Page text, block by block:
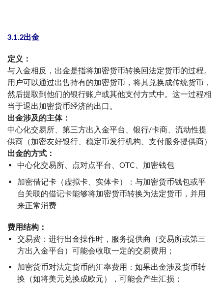
3.1.2出金
定义：
与入金相反，出金是指将加密货币转换回法定货币的过程。
用户可以通过出售持有的加密货币，将其兑换成传统货币，
然后提取到他们的银行账户或其他支付方式中。这一过程相
当于退出加密货币经济的出口。
出金涉及的主体：
中心化交易所、第三方出入金平台、银行/卡商、流动性提
供商（加密友好银行、稳定币发行机构、支付服务提供商）
出金的方式：
中心化交易所、点对点平台、OTC、加密钱包
加密借记卡（虚拟卡、实体卡）：与加密货币钱包或平
台关联的借记卡能够将加密货币转换为法定货币，并用
来正常消费
费用结构：
交易费：进行出金操作时，服务提供商（交易所或第三
方出入金平台）可能会收取一定的交易费用；
加密货币对法定货币的汇率费用：如果出金涉及货币转
换（如将美元兑换成欧元），可能会产生汇损；